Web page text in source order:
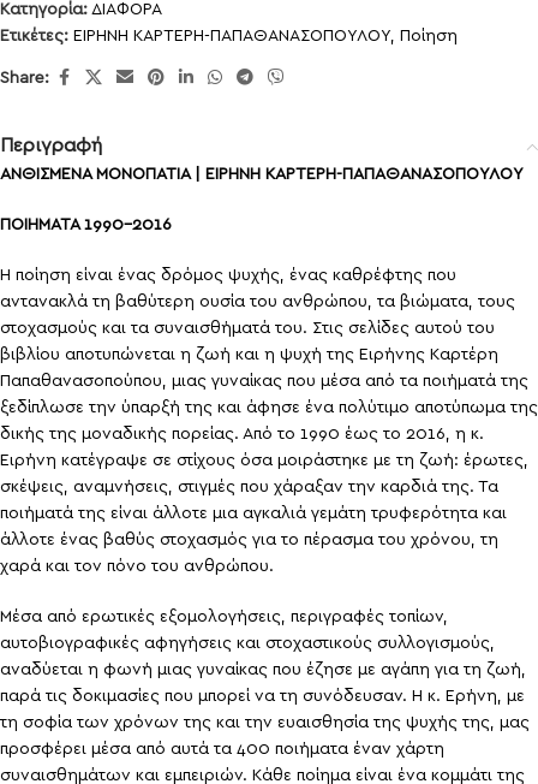
Κατηγορία: ΔΙΑΦΟΡΑ
Ετικέτες: ΕΙΡΗΝΗ ΚΑΡΤΕΡΗ-ΠΑΠΑΘΑΝΑΣΟΠΟΥΛΟΥ, Ποίηση
Share:
Περιγραφή
ΑΝΘΙΣΜΕΝΑ ΜΟΝΟΠΑΤΙΑ | ΕΙΡΗΝΗ ΚΑΡΤΕΡΗ-ΠΑΠΑΘΑΝΑΣΟΠΟΥΛΟΥ
ΠΟΙΗΜΑΤΑ 1990-2016
Η ποίηση είναι ένας δρόμος ψυχής, ένας καθρέφτης που
αντανακλά τη βαθύτερη ουσία του ανθρώπου, τα βιώματα, τους
στοχασμούς και τα συναισθήματά του. Στις σελίδες αυτού του
βιβλίου αποτυπώνεται η ζωή και η ψυχή της Ειρήνης Καρτέρη
Παπαθανασοπούπου, μιας γυναίκας που μέσα από τα ποιήματά της
ξεδίπλωσε την ύπαρξή της και άφησε ένα πολύτιμο αποτύπωμα της
δικής της μοναδικής πορείας. Από το 1990 έως το 2016, η κ.
Ειρήνη κατέγραψε σε στίχους όσα μοιράστηκε με τη ζωή: έρωτες,
σκέψεις, αναμνήσεις, στιγμές που χάραξαν την καρδιά της. Τα
ποιήματά της είναι άλλοτε μια αγκαλιά γεμάτη τρυφερότητα και
άλλοτε ένας βαθύς στοχασμός για το πέρασμα του χρόνου, τη
χαρά και τον πόνο του ανθρώπου.
Μέσα από ερωτικές εξομολογήσεις, περιγραφές τοπίων,
αυτοβιογραφικές αφηγήσεις και στοχαστικούς συλλογισμούς,
αναδύεται η φωνή μιας γυναίκας που έζησε με αγάπη για τη ζωή,
παρά τις δοκιμασίες που μπορεί να τη συνόδευσαν. Η κ. Ερήνη, με
τη σοφία των χρόνων της και την ευαισθησία της ψυχής της, μας
προσφέρει μέσα από αυτά τα 400 ποιήματα έναν χάρτη
συναισθημάτων και εμπειριών. Κάθε ποίημα είναι ένα κομμάτι της